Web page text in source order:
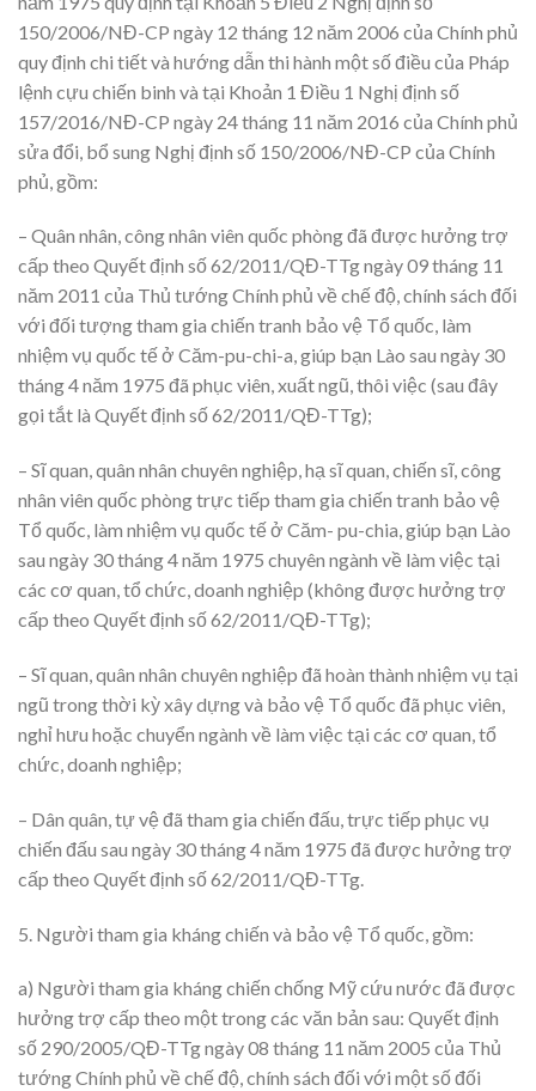
150/2006/NĐ-CP ngày 12 tháng 12 năm 2006 của Chính phủ
quy định chi tiết và hướng dẫn thi hành một số điều của Pháp
lệnh cựu chiến binh và tại Khoản 1 Điều 1 Nghị định số
157/2016/NĐ-CP ngày 24 tháng 11 năm 2016 của Chính phủ
sửa đổi, bổ sung Nghị định số 150/2006/NĐ-CP của Chính
phủ, gồm:
– Quân nhân, công nhân viên quốc phòng đã được hưởng trợ
cấp theo Quyết định số 62/2011/QĐ-TTg ngày 09 tháng 11
năm 2011 của Thủ tướng Chính phủ về chế độ, chính sách đối
với đối tượng tham gia chiến tranh bảo vệ Tổ quốc, làm
nhiệm vụ quốc tế ở Căm-pu-chi-a, giúp bạn Lào sau ngày 30
tháng 4 năm 1975 đã phục viên, xuất ngũ, thôi việc (sau đây
gọi tắt là Quyết định số 62/2011/QĐ-TTg);
– Sĩ quan, quân nhân chuyên nghiệp, hạ sĩ quan, chiến sĩ, công
nhân viên quốc phòng trực tiếp tham gia chiến tranh bảo vệ
Tổ quốc, làm nhiệm vụ quốc tế ở Căm- pu-chia, giúp bạn Lào
sau ngày 30 tháng 4 năm 1975 chuyên ngành về làm việc tại
các cơ quan, tổ chức, doanh nghiệp (không được hưởng trợ
cấp theo Quyết định số 62/2011/QĐ-TTg);
– Sĩ quan, quân nhân chuyên nghiệp đã hoàn thành nhiệm vụ tại
ngũ trong thời kỳ xây dựng và bảo vệ Tổ quốc đã phục viên,
nghỉ hưu hoặc chuyển ngành về làm việc tại các cơ quan, tổ
chức, doanh nghiệp;
– Dân quân, tự vệ đã tham gia chiến đấu, trực tiếp phục vụ
chiến đấu sau ngày 30 tháng 4 năm 1975 đã được hưởng trợ
cấp theo Quyết định số 62/2011/QĐ-TTg.
5. Người tham gia kháng chiến và bảo vệ Tổ quốc, gồm:
a) Người tham gia kháng chiến chống Mỹ cứu nước đã được
hưởng trợ cấp theo một trong các văn bản sau: Quyết định
số 290/2005/QĐ-TTg ngày 08 tháng 11 năm 2005 của Thủ
tướng Chính phủ về chế độ, chính sách đối với một số đối